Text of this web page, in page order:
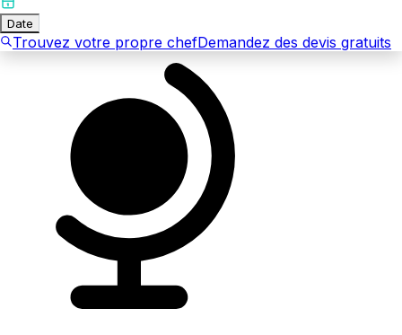
Date
Trouvez votre propre chefDemandez des devis gratuits